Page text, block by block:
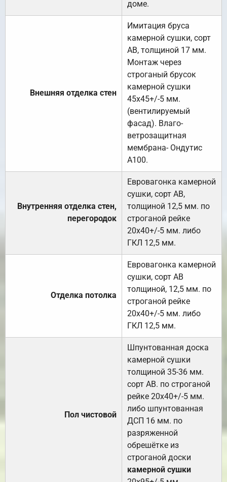
доме.
Внешняя отделка стен
Имитация бруса
камерной сушки, сорт
АВ, толщиной 17 мм.
Монтаж через
строганый брусок
камерной сушки
45х45+/-5 мм.
(вентилируемый
фасад). Влаго-
ветрозащитная
мембрана- Ондутис
А100.
Внутренняя отделка стен,
перегородок
Евровагонка камерной
сушки, сорт АВ,
толщиной 12,5 мм. по
строганой рейке
20х40+/-5 мм. либо
ГКЛ 12,5 мм.
Отделка потолка
Евровагонка камерной
сушки, сорт АВ
толщиной, 12,5 мм. по
строганой рейке
20х40+/-5 мм. либо
ГКЛ 12,5 мм.
Пол чистовой
Шпунтованная доска
камерной сушки
толщиной 35-36 мм.
сорт АВ. по строганой
рейке 20х40+/-5 мм.
либо шпунтованная
ДСП 16 мм. по
разряженной
обрешётке из
строганой доски
камерной сушки